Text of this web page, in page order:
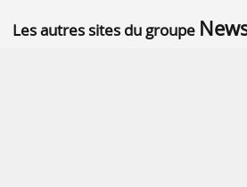
Les autres sites du groupe